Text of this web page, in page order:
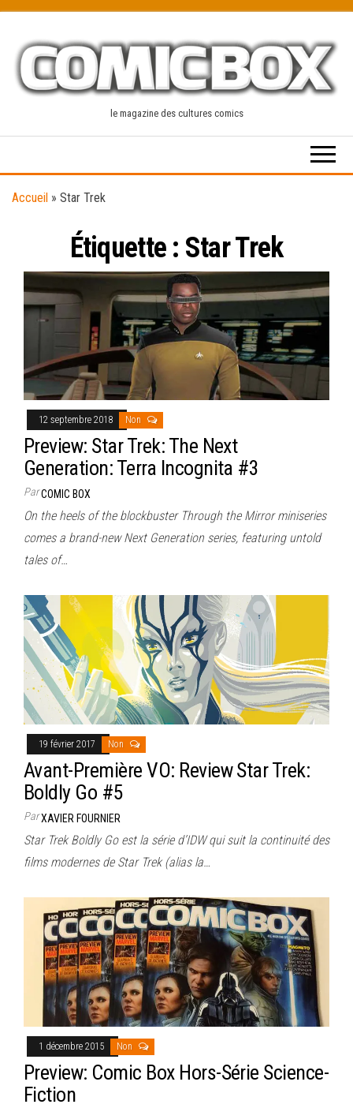
content
le magazine des cultures comics
Accueil » Star Trek
Étiquette : Star Trek
12 septembre 2018 Non
Preview: Star Trek: The Next
Generation: Terra Incognita #3
ParCOMIC BOX
On the heels of the blockbuster Through the Mirror miniseries
comes a brand-new Next Generation series, featuring untold
tales of…
19 février 2017 Non
Avant-Première VO: Review Star Trek:
Boldly Go #5
ParXAVIER FOURNIER
Star Trek Boldly Go est la série d’IDW qui suit la continuité des
films modernes de Star Trek (alias la…
1 décembre 2015 Non
Preview: Comic Box Hors-Série Science-
Fiction